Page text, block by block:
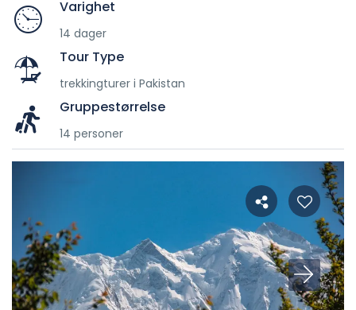
Varighet
14 dager
Tour Type
trekkingturer i Pakistan
Gruppestørrelse
14 personer